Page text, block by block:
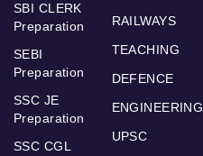
SBI CLERK
Preparation
SEBI
Preparation
SSC JE
Preparation
SSC CGL
RAILWAYS
TEACHING
DEFENCE
ENGINEERING
UPSC